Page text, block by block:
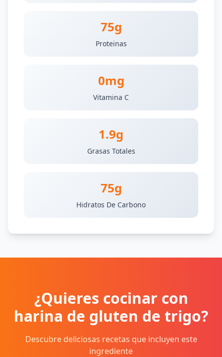
75g
Proteinas
0mg
Vitamina C
1.9g
Grasas Totales
75g
Hidratos De Carbono
¿Quieres cocinar con
harina de gluten de trigo?
Descubre deliciosas recetas que incluyen este
ingrediente